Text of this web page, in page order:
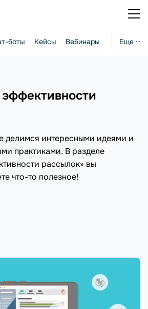
Еще ···
боты Кейсы Вебинары Стратегии
делимся интересными идеями и
практиками. В разделе
рассылок» вы
что-то полезное!